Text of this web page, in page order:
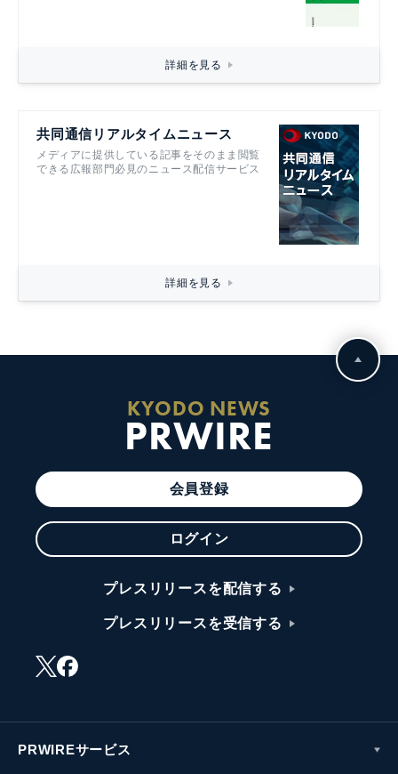
詳細を見る
共同通信リアルタイムニュース
メディアに提供している記事をそのまま閲覧
できる広報部門必見のニュース配信サービス
詳細を見る
KYODO NEWS
PRWIRE
会員登録
ログイン
プレスリリースを配信する
プレスリリースを受信する
PRWIREサービス